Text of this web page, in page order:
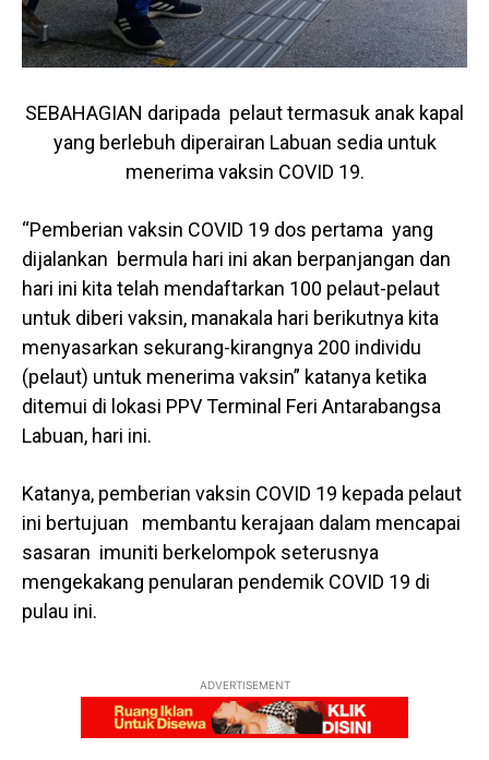
SEBAHAGIAN daripada pelaut termasuk anak kapal
yang berlebuh diperairan Labuan sedia untuk
menerima vaksin COVID 19.
“Pemberian vaksin COVID 19 dos pertama yang
dijalankan bermula hari ini akan berpanjangan dan
hari ini kita telah mendaftarkan 100 pelaut-pelaut
untuk diberi vaksin, manakala hari berikutnya kita
menyasarkan sekurang-kirangnya 200 individu
(pelaut) untuk menerima vaksin” katanya ketika
ditemui di lokasi PPV Terminal Feri Antarabangsa
Labuan, hari ini.
Katanya, pemberian vaksin COVID 19 kepada pelaut
ini bertujuan membantu kerajaan dalam mencapai
sasaran imuniti berkelompok seterusnya
mengekakang penularan pendemik COVID 19 di
pulau ini.
ADVERTISEMENT